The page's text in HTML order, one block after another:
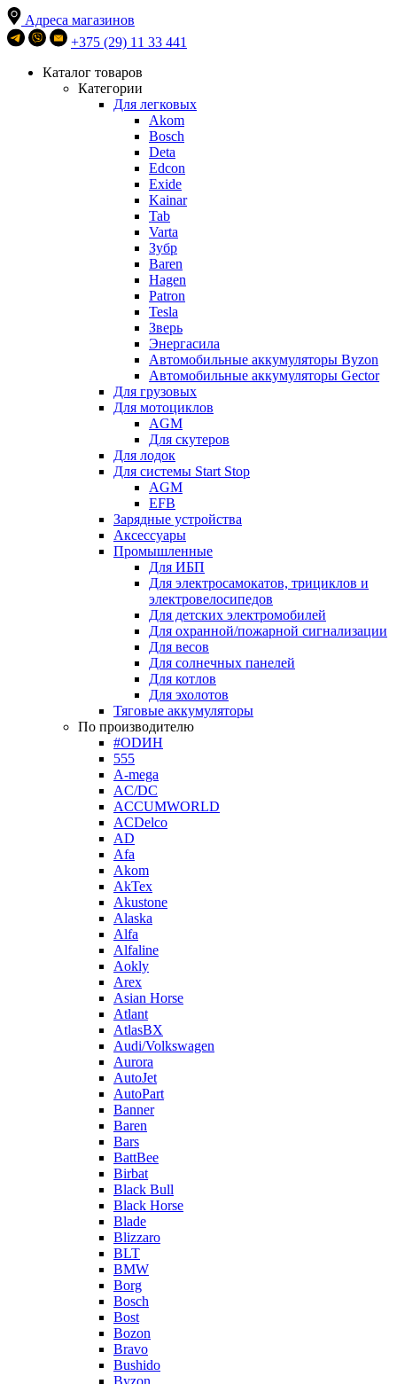
Адреса магазинов
+375 (29) 11 33 441
Каталог товаров
Категории
Для легковых
Akom
Bosch
Deta
Edcon
Exide
Kainar
Tab
Varta
Зубр
Baren
Hagen
Patron
Tesla
Зверь
Энергасила
Автомобильные аккумуляторы Byzon
Автомобильные аккумуляторы Gector
Для грузовых
Для мотоциклов
AGM
Для скутеров
Для лодок
Для системы Start Stop
AGM
EFB
Зарядные устройства
Аксессуары
Промышленные
Для ИБП
Для электросамокатов, трициклов и
электровелосипедов
Для детских электромобилей
Для охранной/пожарной сигнализации
Для весов
Для солнечных панелей
Для котлов
Для эхолотов
Тяговые аккумуляторы
По производителю
#ODИН
555
A-mega
AC/DC
ACCUMWORLD
ACDelco
AD
Afa
Akom
AkTex
Akustone
Alaska
Alfa
Alfaline
Aokly
Arex
Asian Horse
Atlant
AtlasBX
Audi/Volkswagen
Aurora
AutoJet
AutoPart
Banner
Baren
Bars
BattBee
Birbat
Black Bull
Black Horse
Blade
Blizzaro
BLT
BMW
Borg
Bosch
Bost
Bozon
Bravo
Bushido
Byzon